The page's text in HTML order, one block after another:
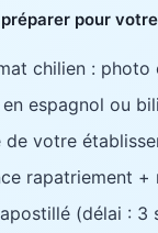
pour
chilien :
espagnol ou
votre
rapatriement
(délai : 3